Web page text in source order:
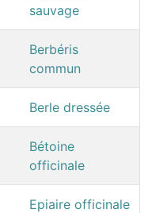
sauvage
Berbéris
commun
Berle dressée
Bétoine
officinale
Epiaire officinale